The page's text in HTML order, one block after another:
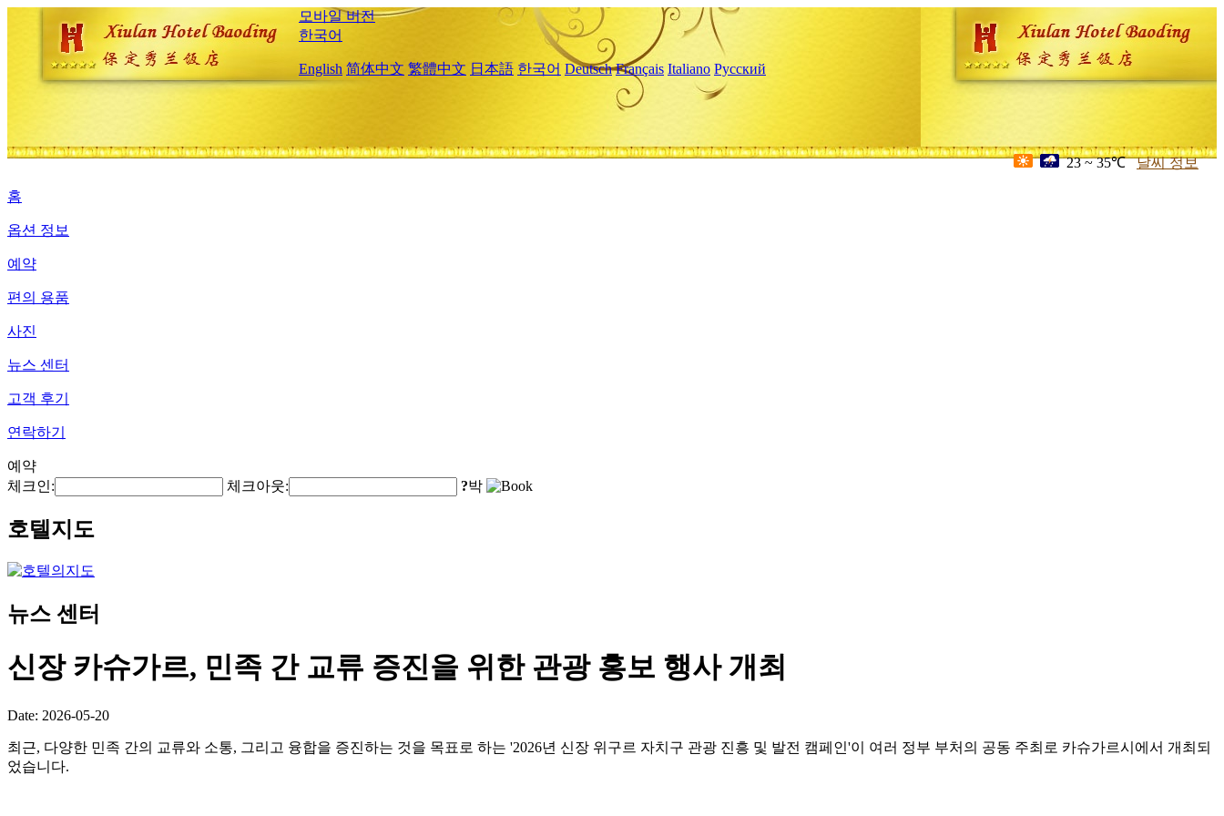
모바일 버전
한국어
English 简体中文 繁體中文 日本語 한국어 Deutsch Français Italiano Русский
23 ~ 35℃ 날씨 정보
홈
옵션 정보
예약
편의 용품
사진
뉴스 센터
고객 후기
연락하기
예약
체크인:
체크아웃: ?박
호텔지도
뉴스 센터
신장 카슈가르, 민족 간 교류 증진을 위한 관광 홍보 행사 개최
Date: 2026-05-20
최근, 다양한 민족 간의 교류와 소통, 그리고 융합을 증진하는 것을 목표로 하는 '2026년 신장 위구르 자치구 관광 진흥 및 발전 캠페인'이 여러 정부 부처의 공동 주최로 카슈가르시에서 개최되
었습니다.